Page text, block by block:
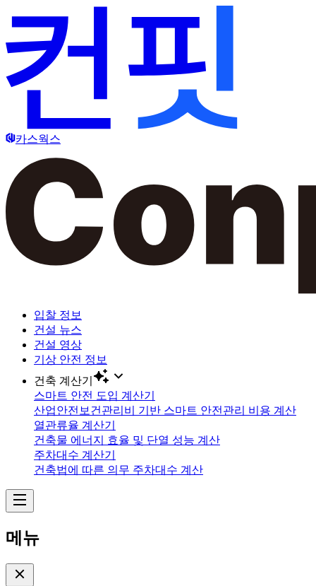
카스웍스
입찰 정보
건설 뉴스
건설 영상
기상 안전 정보
건축 계산기
스마트 안전 도입 계산기
산업안전보건관리비 기반 스마트 안전관리 비용 계산
열관류율 계산기
건축물 에너지 효율 및 단열 성능 계산
주차대수 계산기
건축법에 따른 의무 주차대수 계산
메뉴